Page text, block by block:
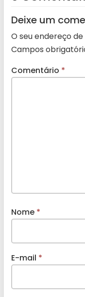
Deixe um
O seu endereço
Campos
Comentário *
Nome *
E-mail *